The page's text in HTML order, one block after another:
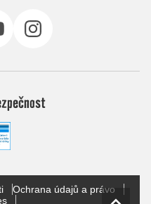
Ochrana údajů a právo